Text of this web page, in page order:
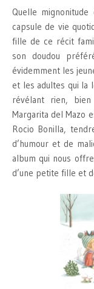
Quelle
capsule de vie
fille de ce récit
son doudou
évidemment les
et les adultes qui la
révélant rien,
Margarita del Mazo
Rocio Bonilla,
d’humour et de
album qui nous
d’une petite fille et